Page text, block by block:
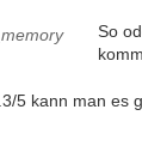
So
5 kann man es